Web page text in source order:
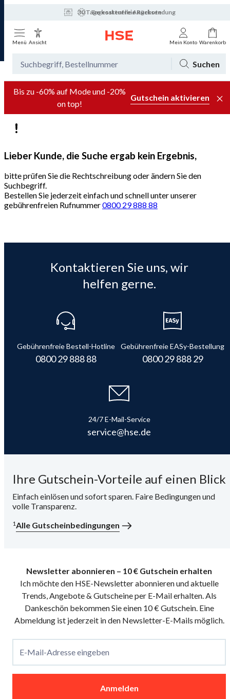
30 Tage kostenfreie Rücksendung
Tagesaktuelle Angebote
Menü Ansicht Mein Konto Warenkorb
Suchen
Bis zu -60% auf Mode und -20%
on top!
Gutschein aktivieren
Lieber Kunde, die Suche ergab kein Ergebnis,
bitte prüfen Sie die Rechtschreibung oder ändern Sie den
Suchbegriff.
Bestellen Sie jederzeit einfach und schnell unter unserer
gebührenfreien Rufnummer0800 29 888 88
Kontaktieren Sie uns, wir
helfen gerne.
Gebührenfreie Bestell-Hotline
0800 29 888 88
Gebührenfreie EASy-Bestellung
0800 29 888 29
24/7 E-Mail-Service
service@hse.de
Ihre Gutschein-Vorteile auf einen Blick
Einfach einlösen und sofort sparen. Faire Bedingungen und
volle Transparenz.
1Alle Gutscheinbedingungen
Newsletter abonnieren – 10 € Gutschein erhalten
Ich möchte den HSE-Newsletter abonnieren und aktuelle
Trends, Angebote & Gutscheine per E-Mail erhalten. Als
Dankeschön bekommen Sie einen 10 € Gutschein. Eine
Abmeldung ist jederzeit in den Newsletter-E-Mails möglich.
E-Mail-Adresse eingeben
Anmelden